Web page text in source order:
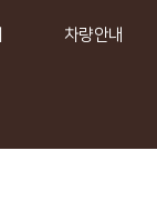
차량안내